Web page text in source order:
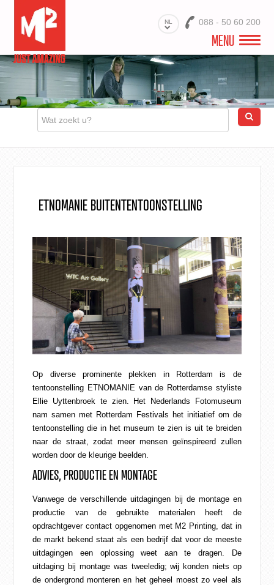
NL 088 - 50 60 200
MENU
WELKOM
PROJECTEN
PRODUCTEN
DIENSTEN
OVER ONS
CONTACT
WEBSHOP
ETNOMANIE BUITENTENTOONSTELLING
Op diverse prominente plekken in Rotterdam is de
tentoonstelling ETNOMANIE van de Rotterdamse styliste
Ellie Uyttenbroek te zien. Het Nederlands Fotomuseum
nam samen met Rotterdam Festivals het initiatief om de
tentoonstelling die in het museum te zien is uit te breiden
naar de straat, zodat meer mensen geïnspireerd zullen
worden door de kleurige beelden.
ADVIES, PRODUCTIE EN MONTAGE
Vanwege de verschillende uitdagingen bij de montage en
productie van de gebruikte materialen heeft de
opdrachtgever contact opgenomen met M2 Printing, dat in
de markt bekend staat als een bedrijf dat voor de meeste
uitdagingen een oplossing weet aan te dragen. De
uitdaging bij montage was tweeledig; wij konden niets op
de ondergrond monteren en het geheel moest zo veel als